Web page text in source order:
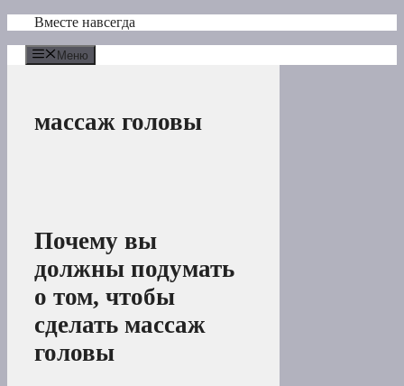
Перейти
содержимому
Вместе навсегда
Меню
массаж головы
Почему вы
должны подумать
о том, чтобы
сделать массаж
головы